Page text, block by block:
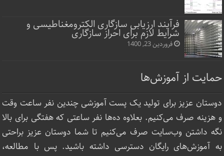
فرآیند ارزیابی سازگاری الکترومغناطیسی و
شرایط لازم برای احراز سازگاری
فروردین 23, 1400
حمایت از آموزش‌ها
دوستان عزیز برای تولید یک پست آموزشی چندین نفر ساعت‌ وقت
و هزینه صرف می‌کنیم. بعلاوه ده‌ها نفر ساعتی که هفتگی برای بالا
نگه داشتن وب‌سایت صرف ‌می‌کنیم تا شما دوستان عزیز براحتی
به آموزش‌های رایگان دسترسی داشته باشید. پس با مطالعه،